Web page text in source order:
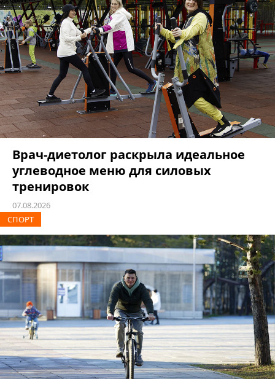
Врач-диетолог раскрыла идеальное
углеводное меню для силовых
тренировок
07.08.2026
СПОРТ